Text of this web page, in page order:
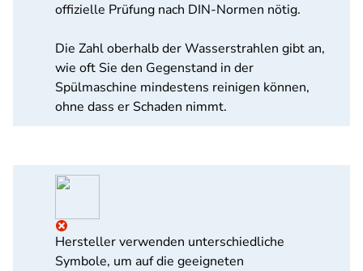
offizielle Prüfung nach DIN-Normen nötig.
Die Zahl oberhalb der Wasserstrahlen gibt an,
wie oft Sie den Gegenstand in der
Spülmaschine mindestens reinigen können,
ohne dass er Schaden nimmt.
Hersteller verwenden unterschiedliche
Symbole, um auf die geeigneten